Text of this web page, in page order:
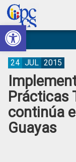
Abrir barra de
Skip
to
primary
navigation
Skip
to
main
content
Skip
to
primary
sidebar
Skip
to
footer
Consejo
de
Ciudadana
Control
Social
Construyendo
Poder
Ciudadano
Prácticas
continúa
Guayas
24 JUL 2015